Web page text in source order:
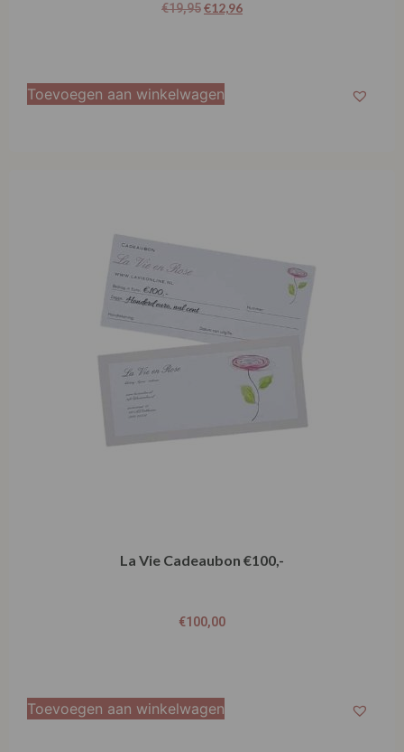
€19,95€12,96
Toevoegen aan winkelwagen
La Vie Cadeaubon €100,-
€100,00
Toevoegen aan winkelwagen